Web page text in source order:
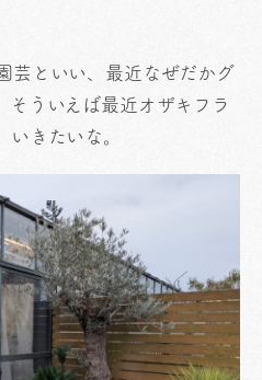
芸といい、最近なぜだかグ
そういえば最近オザキフラ
いきたいな。